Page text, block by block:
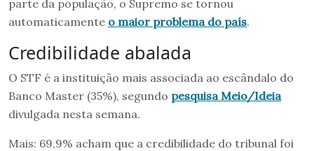
parte da população, o Supremo se tornou
automaticamente o maior problema do país.
Credibilidade abalada
O STF é a instituição mais associada ao escândalo do
Banco Master (35%), segundo pesquisa Meio/Ideia
divulgada nesta semana.
Mais: 69,9% acham que a credibilidade do tribunal foi